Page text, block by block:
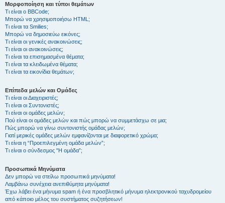
Μορφοποίηση και τύποι θεμάτων
Τι είναι ο BBCode;
Μπορώ να χρησιμοποιήσω HTML;
Τι είναι τα Smilies;
Μπορώ να δημοσιεύω εικόνες;
Τι είναι οι γενικές ανακοινώσεις;
Τι είναι οι ανακοινώσεις;
Τι είναι τα επισημασμένα θέματα;
Τι είναι τα κλειδωμένα θέματα;
Τι είναι τα εικονίδια θεμάτων;
Επίπεδα μελών και Ομάδες
Τι είναι οι Διαχειριστές;
Τι είναι οι Συντονιστές;
Τι είναι οι ομάδες μελών;
Πού είναι οι ομάδες μελών και πώς μπορώ να συμμετάσχω σε μια;
Πώς μπορώ να γίνω συντονιστής ομάδας μελών;
Γιατί μερικές ομάδες μελών εμφανίζονται με διαφορετικό χρώμα;
Τι είναι η “Προεπιλεγμένη ομάδα μελών”;
Τι είναι ο σύνδεσμος "Η ομάδα”;
Προσωπικά Μηνύματα
Δεν μπορώ να στείλω προσωπικά μηνύματα!
Λαμβάνω συνέχεια ανεπιθύμητα μηνύματα!
Έχω λάβει ένα μήνυμα spam ή ένα προσβλητικό μήνυμα ηλεκτρονικού ταχυδρομείου
από κάποιο μέλος του συστήματος συζητήσεων!